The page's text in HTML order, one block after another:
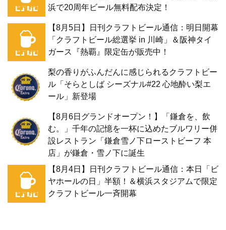
浜で20周年ビール無料配布決定！
【8月5日】日刊クラフトビール通信：明日開幕
「クラフトビール総選挙 in 川崎」＆阪神タイ
ガース『熱覇』限定缶が販売中！
梨の香りがふんだんに感じられるクラフトビー
ル「そらとしば シーズナル#22 心地酔い梨エ
ール」新登場
【8月6日グランドオープン！】「鎌倉を、飲
む。」千年の記憶を一杯に込めたブルワリー併
設レストラン「鎌倉雪ノ下ローストビーフ 本
店」が鎌倉・雪ノ下に誕生
【8月4日】日刊クラフトビール通信：本日「ビ
ヤホールの日」半額！＆横浜スタジアムで限定
クラフトビール一斉開幕